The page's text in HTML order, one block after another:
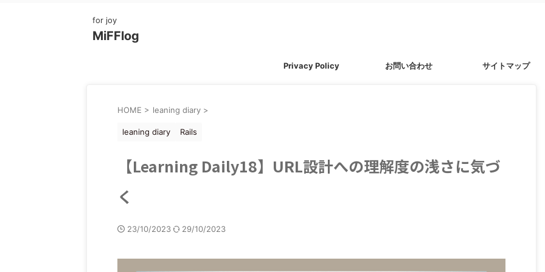
for joy
MiFFlog
Privacy Policy お問い合わせ サイトマップ
HOME > leaning diary >
leaning diary Rails
【Learning Daily18】URL設計への理解度の浅さに気づ
く
23/10/2023 29/10/2023